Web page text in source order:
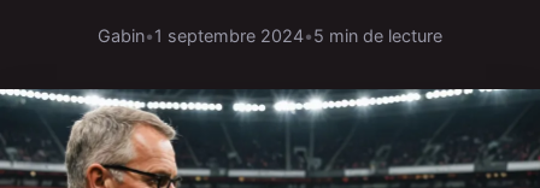
Gabin•1 septembre 2024•5 min de lecture